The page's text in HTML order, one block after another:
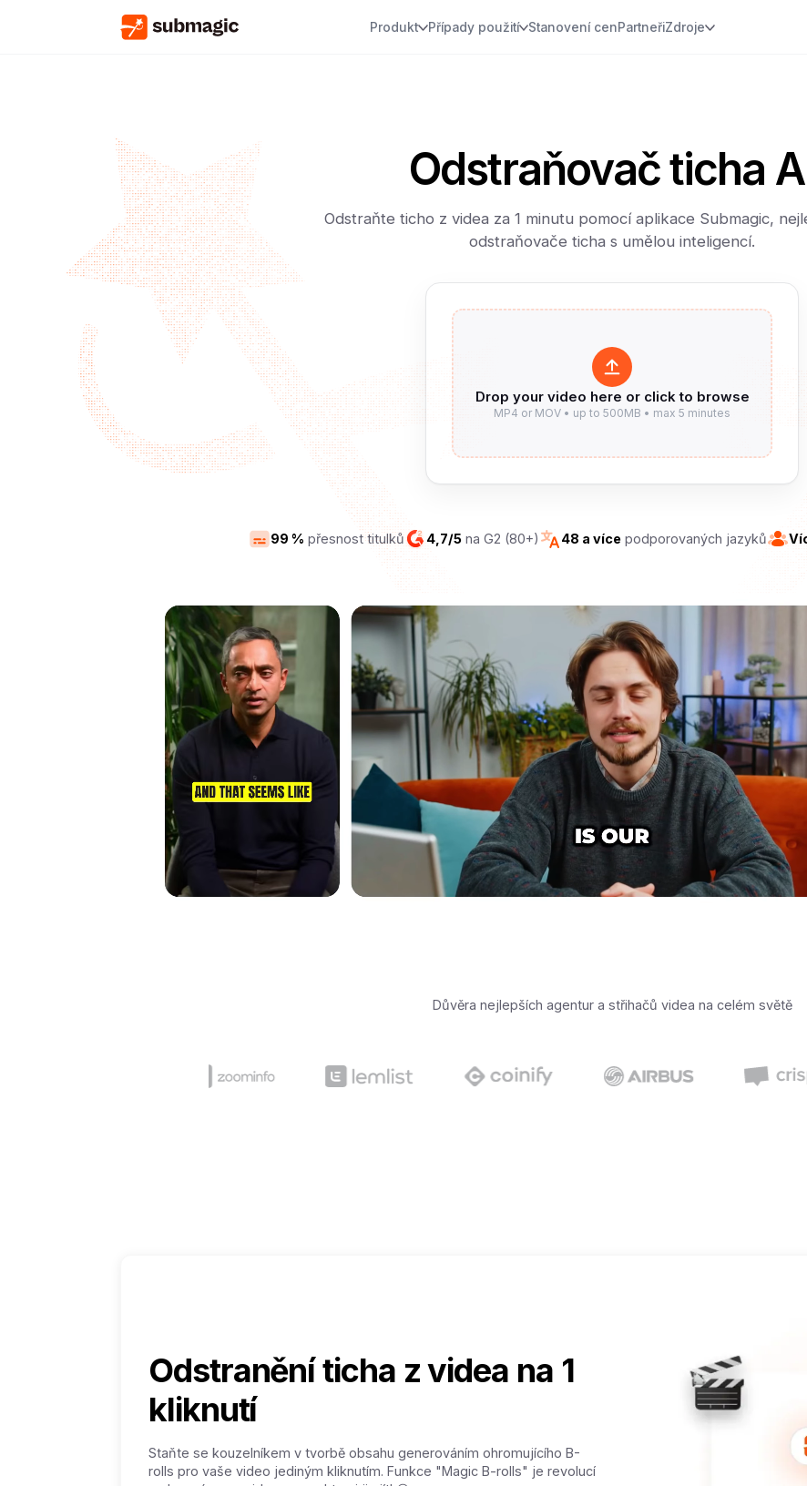
Produkt Případy použití Stanovení cenPartneřiZdroje
Odstraňovač ticha
Odstraňte ticho z videa za 1 minutu pomocí aplikace Submagic,
odstraňovače ticha s umělou inteligencí.
99 % přesnost titulků 4,7/5na G2 (80+) 48 a vícepodporovaných jazyků
Důvěra nejlepších agentur a střihačů videa na celém světě
Odstranění ticha z videa na 1
kliknutí
Staňte se kouzelníkem v tvorbě obsahu generováním ohromujícího B-
rolls pro vaše video jediným kliknutím. Funkce "Magic B-rolls" je revolucí